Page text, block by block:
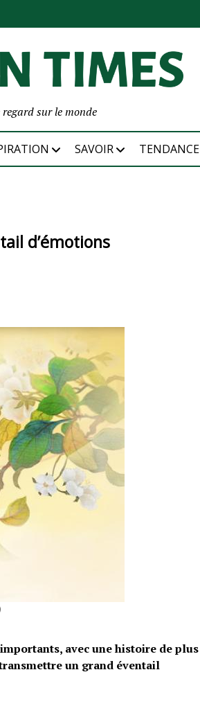
sur le monde
SAVOIR TENDANCE
d’émotions
avec une histoire de plus
un grand éventail